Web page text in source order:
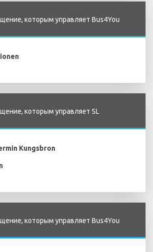
которым управляет Bus4You
которым управляет SL
Kungsbron
которым управляет Bus4You